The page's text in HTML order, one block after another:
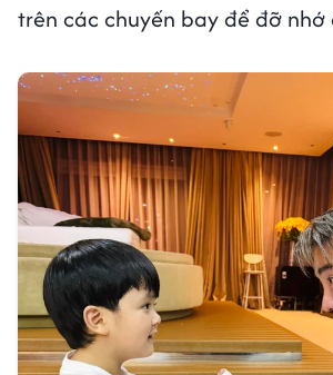
trên các chuyến bay để đỡ nhớ